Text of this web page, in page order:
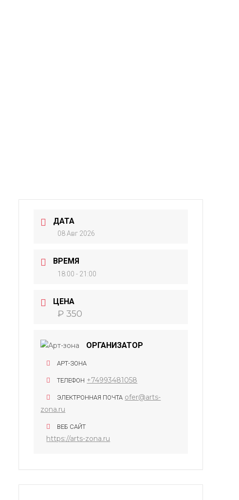
ДАТА
08 Авг 2026
ВРЕМЯ
18:00 - 21:00
ЦЕНА
₽ 350
ОРГАНИЗАТОР
АРТ-ЗОНА
ТЕЛЕФОН +74993481058
ЭЛЕКТРОННАЯ ПОЧТА ofer@arts-
zona.ru
ВЕБ САЙТ
https://arts-zona.ru